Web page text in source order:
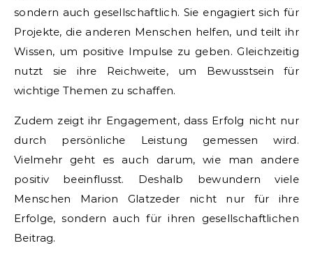
sondern auch gesellschaftlich. Sie engagiert sich für
Projekte, die anderen Menschen helfen, und teilt ihr
Wissen, um positive Impulse zu geben. Gleichzeitig
nutzt sie ihre Reichweite, um Bewusstsein für
wichtige Themen zu schaffen.
Zudem zeigt ihr Engagement, dass Erfolg nicht nur
durch persönliche Leistung gemessen wird.
Vielmehr geht es auch darum, wie man andere
positiv beeinflusst. Deshalb bewundern viele
Menschen Marion Glatzeder nicht nur für ihre
Erfolge, sondern auch für ihren gesellschaftlichen
Beitrag.